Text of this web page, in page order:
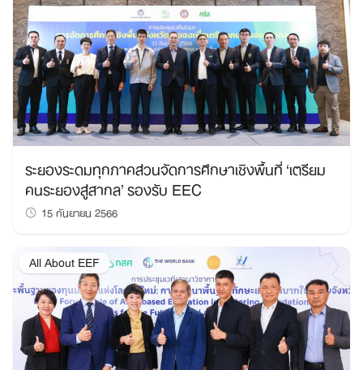
ระยองระดมทุกภาคส่วนจัดการศึกษาเชิงพื้นที่ ‘เตรียม
คนระยองสู่สากล’ รองรับ EEC
15 กันยายน 2566
All About EEF